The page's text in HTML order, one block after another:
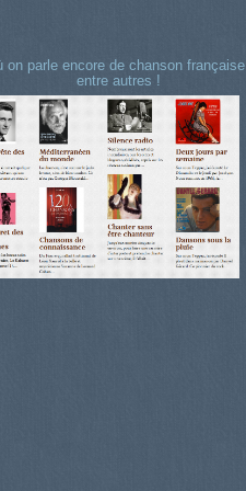
on parle encore de chanson française,
entre autres !